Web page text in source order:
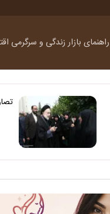
راهنمای بازارزندگی و سرگرمی